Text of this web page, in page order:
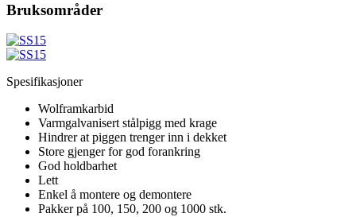
Bruksområder
Spesifikasjoner
Wolframkarbid
Varmgalvanisert stålpigg med krage
Hindrer at piggen trenger inn i dekket
Store gjenger for god forankring
God holdbarhet
Lett
Enkel å montere og demontere
Pakker på 100, 150, 200 og 1000 stk.